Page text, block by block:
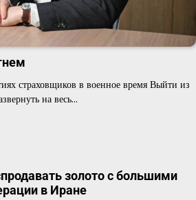
страховщиков в военное время Выйти из
на весь…
золото с большими
в Иране